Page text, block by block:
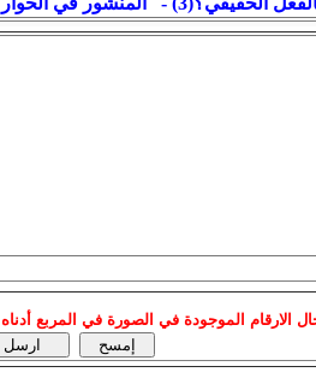
الارقام الموجودة في الصورة في المربع أدناه